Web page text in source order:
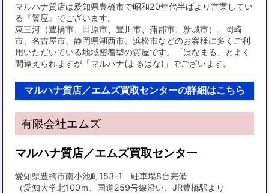
マルハナ質店は愛知県豊橋市で昭和20年代半ばより営業してい
る『質屋』でございます。
東三河（豊橋市、田原市、豊川市、蒲郡市、新城市）、岡崎
市、名古屋市、静岡県湖西市、浜松市などのお客様に多くご利
用いただいている地域密着型の質屋です。「はなまる」とよく
間違えられますが「マルハナ(まるはな)」でございます。
マルハナ質店／エムズ買取センターの詳細はこちら
有限会社エムズ
マルハナ質店／エムズ買取センター
愛知県豊橋市南小池町153-1 駐車場8台完備
（愛知大学北100ｍ、国道259号線沿い、JR豊橋駅より